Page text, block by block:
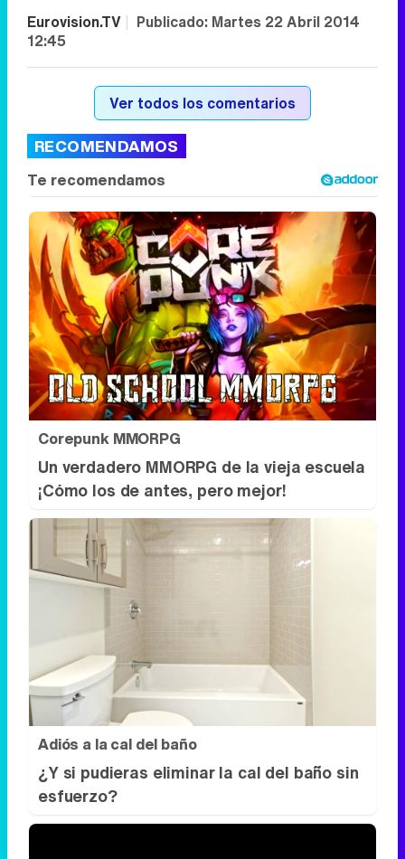
Eurovision.TV | Publicado: Martes 22 Abril 2014
12:45
Ver todos los comentarios
RECOMENDAMOS
Corepunk MMORPG
Un verdadero MMORPG de la vieja escuela
¡Cómo los de antes, pero mejor!
Adiós a la cal del baño
¿Y si pudieras eliminar la cal del baño sin
esfuerzo?